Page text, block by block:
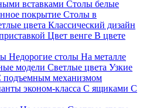
вставками Столы белые
покрытие Столы в
цвета Классический дизайн
Цвет венге В цвете
Недорогие столы На металле
модели Светлые цвета Узкие
подъемным механизмом
эконом-класса С ящиками С